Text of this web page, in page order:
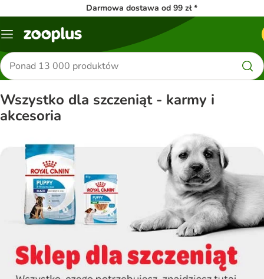
Darmowa dostawa od 99 zł *
Menu
Szukaj
produktów
Wszystko dla szczeniąt - karmy i
akcesoria